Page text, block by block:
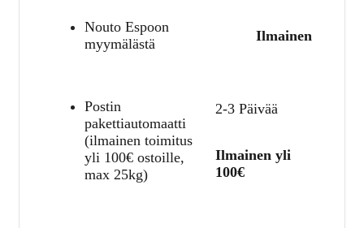
Nouto Espoon
myymälästä
Ilmainen
Postin
pakettiautomaatti
(ilmainen toimitus
yli 100€ ostoille,
max 25kg)
2-3 Päivää
Ilmainen yli
100€